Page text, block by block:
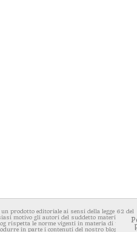
prodotto editoriale ai sensi della legge 62 del
motivo gli autori del suddetto materiale
rispetta le norme vigenti in materia di
in parte i contenuti del nostro blog